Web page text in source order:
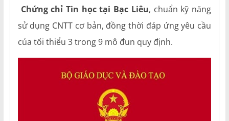
Chứng chỉ Tin học tại Bạc Liêu, chuẩn kỹ năng
sử dụng CNTT cơ bản, đồng thời đáp ứng yêu cầu
của tối thiểu 3 trong 9 mô đun quy định.